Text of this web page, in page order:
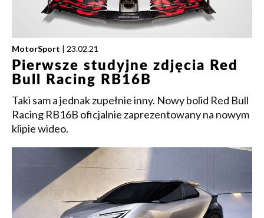
MotorSport | 23.02.21
Pierwsze studyjne zdjęcia Red
Bull Racing RB16B
Taki sam a jednak zupełnie inny. Nowy bolid Red Bull
Racing RB16B oficjalnie zaprezentowany na nowym
klipie wideo.